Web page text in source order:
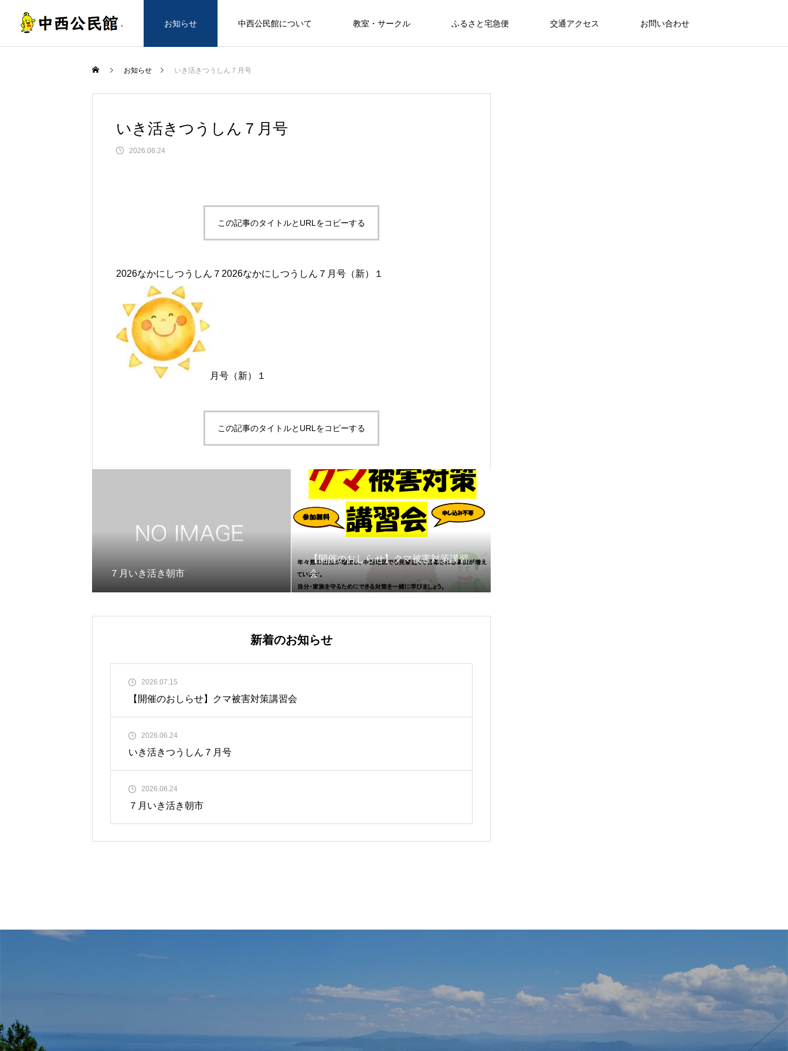
ホーム お知らせ 中西公民館について 教室・サークル ふるさと宅急便 交通アクセス お問い合わせ
お知らせ いき活きつうしん７月号
いき活きつうしん７月号
2026.06.24
この記事のタイトルとURLをコピーする
2026なかにしつうしん７ 2026なかにしつうしん７月号（新）１
月号（新）１
この記事のタイトルとURLをコピーする
７月いき活き朝市
【開催のおしらせ】クマ被害対策講習
会
新着のお知らせ
2026.07.15
【開催のおしらせ】クマ被害対策講習会
2026.06.24
いき活きつうしん７月号
2026.06.24
７月いき活き朝市